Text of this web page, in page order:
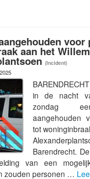
aan het
(Incident)
in de nacht
zondag
aangehouden
tot
Barendrecht.
van een
zouden personen …